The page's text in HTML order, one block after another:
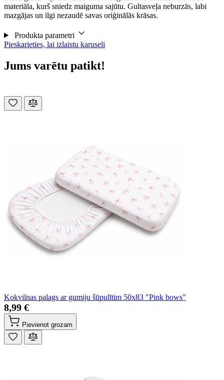
materiāla, kurš sniedz maiguma sajūtu. Gultasveļa neburzās, labi
mazgājas un ilgi nezaudē savas oriģinālās krāsas.
Produkta parametri
Pieskarieties, lai izlaistu karuseli
Jums varētu patikt!
Kokvilnas palags ar gumiju šūpulītim 50x83 "Pink bows"
8,99 €
Pievienot grozam